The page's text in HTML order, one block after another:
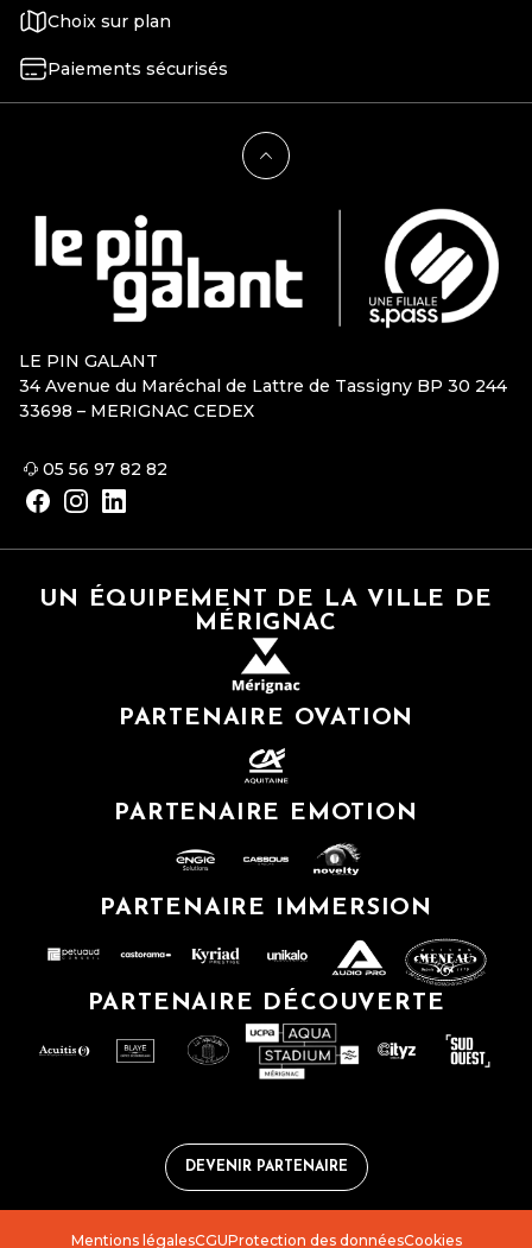
Choix sur plan
Paiements sécurisés
LE PIN GALANT
34 Avenue du Maréchal de Lattre de Tassigny BP 30 244
33698 – MERIGNAC CEDEX
05 56 97 82 82
UN ÉQUIPEMENT DE LA VILLE DE
MÉRIGNAC
PARTENAIRE OVATION
PARTENAIRE EMOTION
PARTENAIRE IMMERSION
PARTENAIRE DÉCOUVERTE
DEVENIR PARTENAIRE
Mentions légalesCGUProtection des donnéesCookies